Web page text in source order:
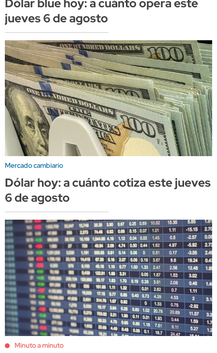
Dólar blue hoy: a cuánto opera este
jueves 6 de agosto
Mercado cambiario
Dólar hoy: a cuánto cotiza este jueves
6 de agosto
Minuto a minuto